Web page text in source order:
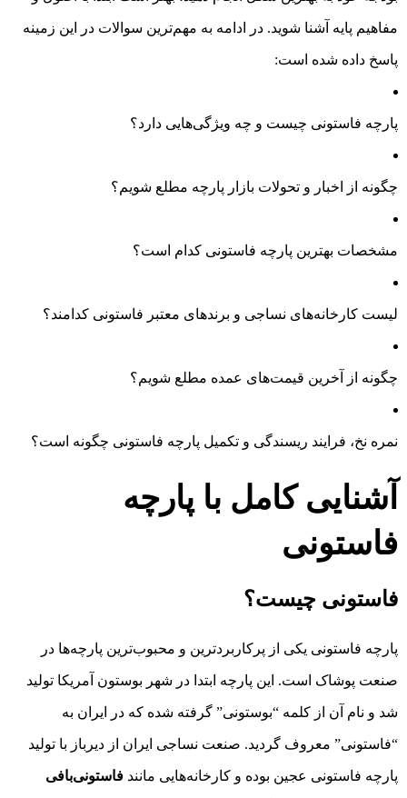
مفاهیم پایه آشنا شوید. در ادامه به مهم‌ترین سوالات در این زمینه
پاسخ داده شده است:
پارچه فاستونی چیست و چه ویژگی‌هایی دارد؟
چگونه از اخبار و تحولات بازار پارچه مطلع شویم؟
مشخصات بهترین پارچه فاستونی کدام است؟
لیست کارخانه‌های نساجی و برندهای معتبر فاستونی کدامند؟
چگونه از آخرین قیمت‌های عمده مطلع شویم؟
نمره نخ، فرایند ریسندگی و تکمیل پارچه فاستونی چگونه است؟
آشنایی کامل با پارچه
فاستونی
فاستونی چیست؟
پارچه فاستونی یکی از پرکاربردترین و محبوب‌ترین پارچه‌ها در
صنعت پوشاک است. این پارچه ابتدا در شهر بوستون آمریکا تولید
شد و نام آن از کلمه “بوستونی” گرفته شده که در ایران به
“فاستونی” معروف گردید. صنعت نساجی ایران از دیرباز با تولید
پارچه فاستونی عجین بوده و کارخانه‌هایی مانند فاستونی‌بافی